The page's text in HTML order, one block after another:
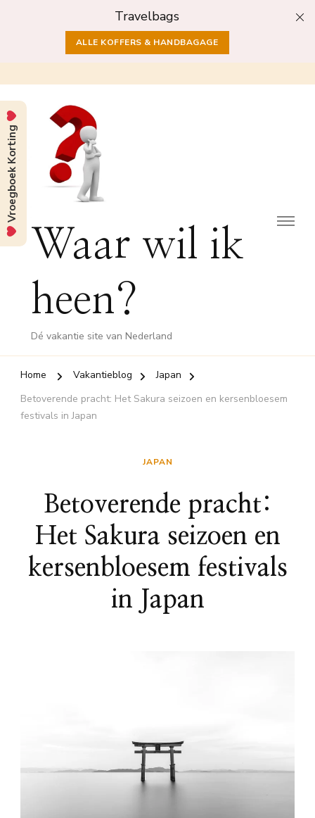
Travelbags
ALLE KOFFERS & HANDBAGAGE
Waar wil ik
heen?
Dé vakantie site van Nederland
Home Vakantieblog
Japan
Betoverende pracht: Het Sakura seizoen en kersenbloesem
festivals in Japan
JAPAN
Betoverende pracht:
Het Sakura seizoen en
kersenbloesem festivals
in Japan
Vroegboek Korting